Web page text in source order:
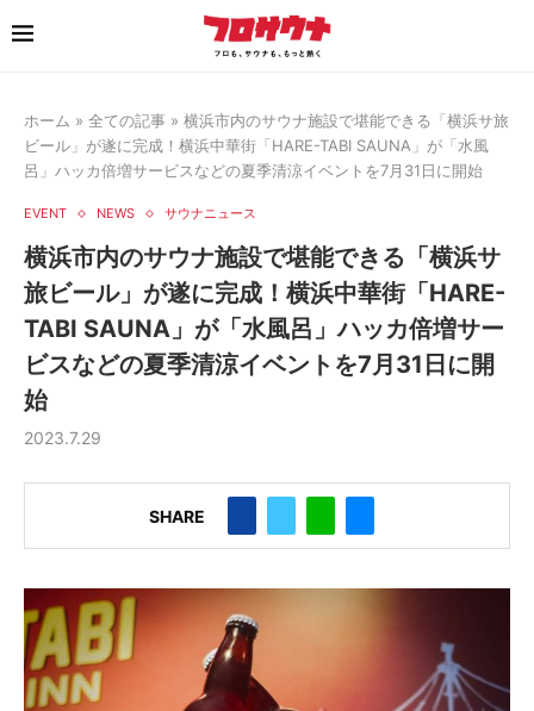
ホーム » 全ての記事 » 横浜市内のサウナ施設で堪能できる「横浜サ旅
ビール」が遂に完成！横浜中華街「HARE-TABI SAUNA」が「水風
呂」ハッカ倍増サービスなどの夏季清涼イベントを7月31日に開始
EVENT NEWS サウナニュース
横浜市内のサウナ施設で堪能できる「横浜サ
旅ビール」が遂に完成！横浜中華街「HARE-
TABI SAUNA」が「水風呂」ハッカ倍増サー
ビスなどの夏季清涼イベントを7月31日に開
始
2023.7.29
SHARE